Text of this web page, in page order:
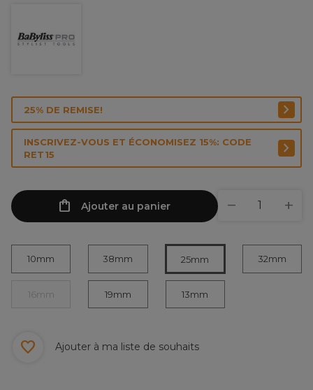
25% DE REMISE!
INSCRIVEZ-VOUS ET ÉCONOMISEZ 15%: CODE
RET15
Ajouter au panier
10mm 38mm 25mm 32mm
16mm 19mm 13mm
Ajouter à ma liste de souhaits